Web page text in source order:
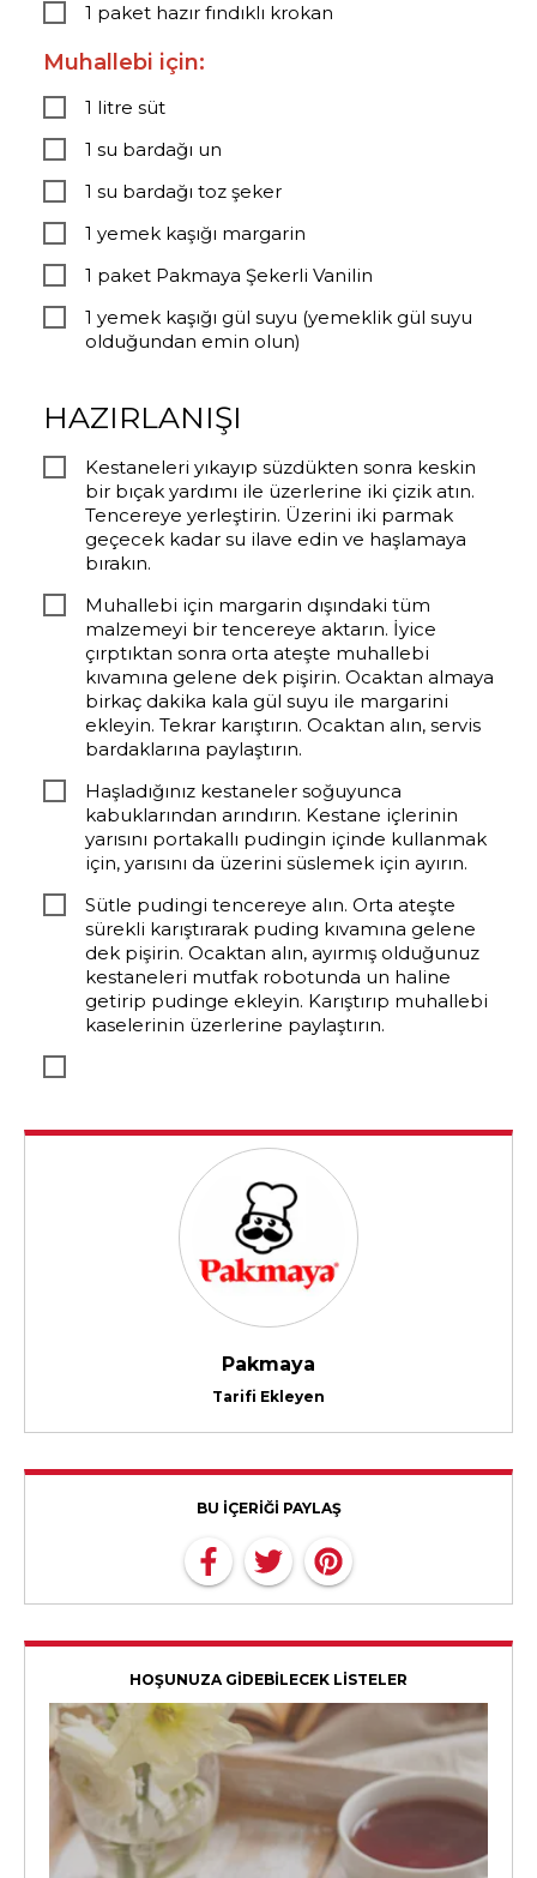
1 paket hazır fındıklı krokan
Muhallebi için:
1 litre süt
1 su bardağı un
1 su bardağı toz şeker
1 yemek kaşığı margarin
1 paket Pakmaya Şekerli Vanilin
1 yemek kaşığı gül suyu (yemeklik gül suyu
olduğundan emin olun)
HAZIRLANIŞI
Kestaneleri yıkayıp süzdükten sonra keskin
bir bıçak yardımı ile üzerlerine iki çizik atın.
Tencereye yerleştirin. Üzerini iki parmak
geçecek kadar su ilave edin ve haşlamaya
bırakın.
Muhallebi için margarin dışındaki tüm
malzemeyi bir tencereye aktarın. İyice
çırptıktan sonra orta ateşte muhallebi
kıvamına gelene dek pişirin. Ocaktan almaya
birkaç dakika kala gül suyu ile margarini
ekleyin. Tekrar karıştırın. Ocaktan alın, servis
bardaklarına paylaştırın.
Haşladığınız kestaneler soğuyunca
kabuklarından arındırın. Kestane içlerinin
yarısını portakallı pudingin içinde kullanmak
için, yarısını da üzerini süslemek için ayırın.
Sütle pudingi tencereye alın. Orta ateşte
sürekli karıştırarak puding kıvamına gelene
dek pişirin. Ocaktan alın, ayırmış olduğunuz
kestaneleri mutfak robotunda un haline
getirip pudinge ekleyin. Karıştırıp muhallebi
kaselerinin üzerlerine paylaştırın.
Pakmaya
Tarifi Ekleyen
BU İÇERİĞİ PAYLAŞ
HOŞUNUZA GİDEBİLECEK LİSTELER